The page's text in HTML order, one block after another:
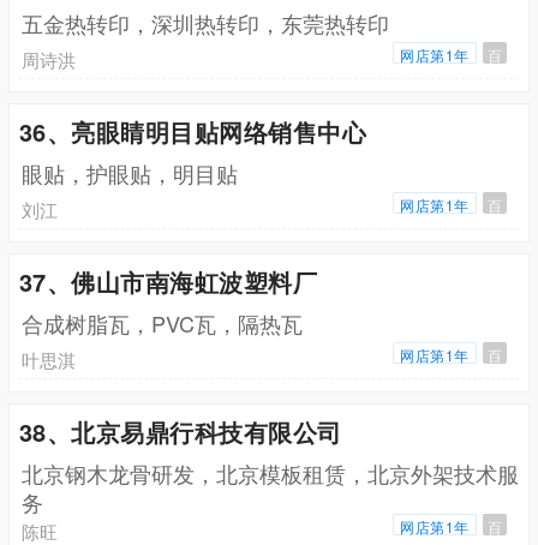
五金热转印，深圳热转印，东莞热转印
周诗洪 网店第1年 百
36、亮眼睛明目贴网络销售中心
眼贴，护眼贴，明目贴
刘江 网店第1年 百
37、佛山市南海虹波塑料厂
合成树脂瓦，PVC瓦，隔热瓦
叶思淇 网店第1年 百
38、北京易鼎行科技有限公司
北京钢木龙骨研发，北京模板租赁，北京外架技术服
务
陈旺 网店第1年 百